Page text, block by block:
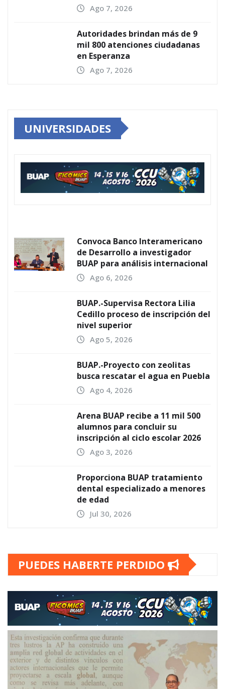
Ago 7, 2026
Autoridades brindan más de 9
mil 800 atenciones ciudadanas
en Esperanza
Ago 7, 2026
UNIVERSIDADES
Convoca Banco Interamericano
de Desarrollo a investigador
BUAP para análisis internacional
Ago 6, 2026
BUAP.-Supervisa Rectora Lilia
Cedillo proceso de inscripción del
nivel superior
Ago 5, 2026
BUAP.-Proyecto con zeolitas
busca rescatar el agua en Puebla
Ago 4, 2026
Arena BUAP recibe a 11 mil 500
alumnos para concluir su
inscripción al ciclo escolar 2026
Ago 3, 2026
Proporciona BUAP tratamiento
dental especializado a menores
de edad
Jul 30, 2026
PUEDES HABERTE PERDIDO